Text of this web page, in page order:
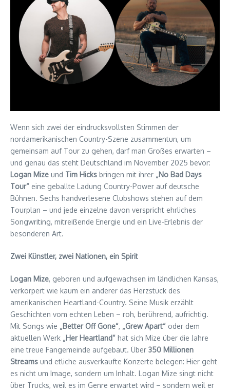
Wenn sich zwei der eindrucksvollsten Stimmen der
nordamerikanischen Country-Szene zusammentun, um
gemeinsam auf Tour zu gehen, darf man Großes erwarten –
und genau das steht Deutschland im November 2025 bevor:
Logan Mize und Tim Hicks bringen mit ihrer „No Bad Days
Tour“ eine geballte Ladung Country-Power auf deutsche
Bühnen. Sechs handverlesene Clubshows stehen auf dem
Tourplan – und jede einzelne davon verspricht ehrliches
Songwriting, mitreißende Energie und ein Live-Erlebnis der
besonderen Art.
Zwei Künstler, zwei Nationen, ein Spirit
Logan Mize, geboren und aufgewachsen im ländlichen Kansas,
verkörpert wie kaum ein anderer das Herzstück des
amerikanischen Heartland-Country. Seine Musik erzählt
Geschichten vom echten Leben – roh, berührend, aufrichtig.
Mit Songs wie „Better Off Gone“, „Grew Apart“ oder dem
aktuellen Werk „Her Heartland“ hat sich Mize über die Jahre
eine treue Fangemeinde aufgebaut. Über 350 Millionen
Streams und etliche ausverkaufte Konzerte belegen: Hier geht
es nicht um Image, sondern um Inhalt. Logan Mize singt nicht
über Trucks, weil es im Genre erwartet wird – sondern weil er